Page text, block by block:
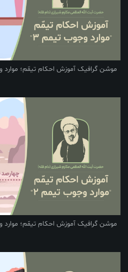
آموزش احکام تیمّم؛ موارد وجوب
آموزش احکام تیمّم؛ موارد وجوب تیمم